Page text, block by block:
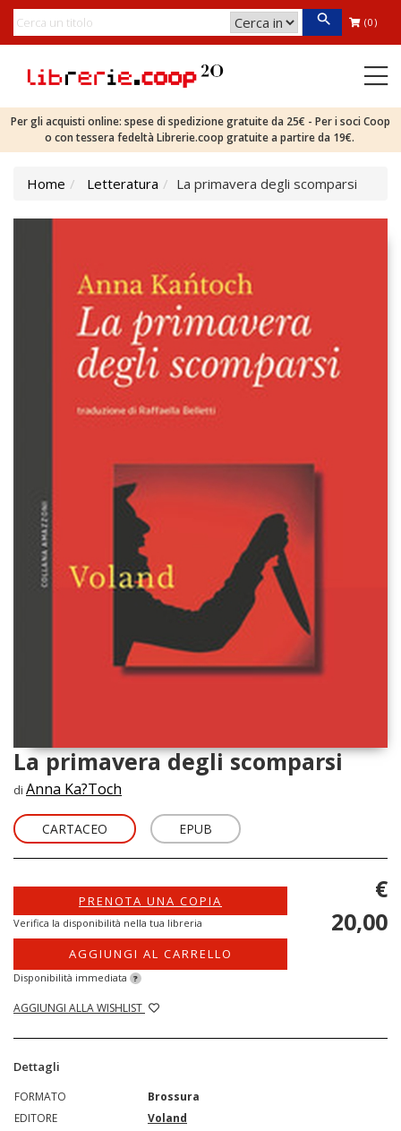
(0)
Per gli acquisti online: spese di spedizione gratuite da 25€ - Per i soci Coop
o con tessera fedeltà Librerie.coop gratuite a partire da 19€.
Home Letteratura La primavera degli scomparsi
La primavera degli scomparsi
di Anna Ka?Toch
CARTACEO EPUB
PRENOTA UNA COPIA
Verifica la disponibilità nella tua libreria
AGGIUNGI AL CARRELLO
Disponibilità immediata ?
AGGIUNGI ALLA WISHLIST
€
20,00
Dettagli
FORMATO
Brossura
EDITORE
Voland